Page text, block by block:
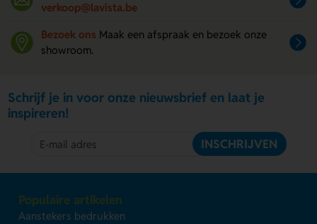
verkoop@lavista.be
Bezoek ons Maak een afspraak en bezoek onze
showroom.
Schrijf je in voor onze nieuwsbrief en laat je
inspireren!
INSCHRIJVEN
Populaire artikelen
Aanstekers bedrukken